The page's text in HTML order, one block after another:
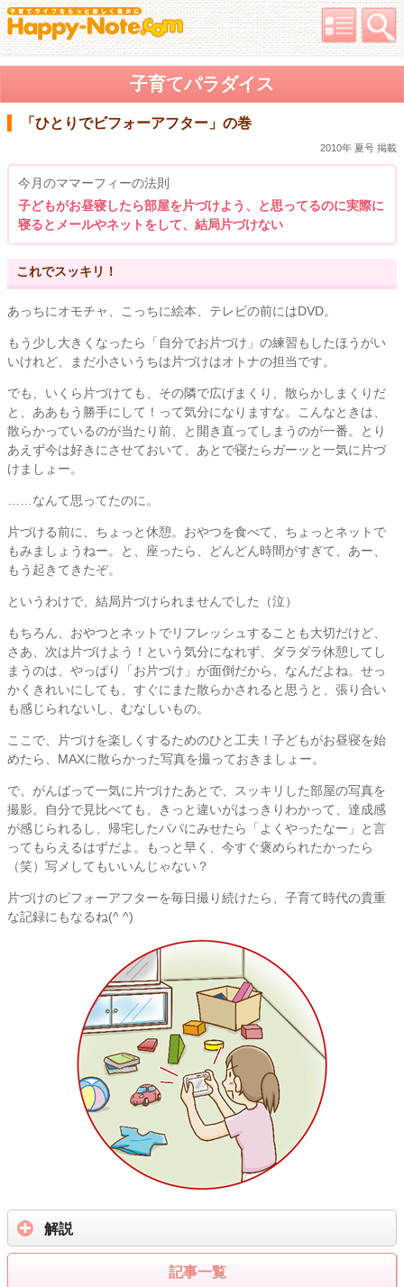
子育てパラダイス
「ひとりでビフォーアフター」の巻
2010年 夏号 掲載
今月のママーフィーの法則
子どもがお昼寝したら部屋を片づけよう、と思ってるのに実際に
寝るとメールやネットをして、結局片づけない
これでスッキリ！
あっちにオモチャ、こっちに絵本、テレビの前にはDVD。
もう少し大きくなったら「自分でお片づけ」の練習もしたほうがい
いけれど、まだ小さいうちは片づけはオトナの担当です。
でも、いくら片づけても、その隣で広げまくり、散らかしまくりだ
と、ああもう勝手にして！って気分になりますな。こんなときは、
散らかっているのが当たり前、と開き直ってしまうのが一番。とり
あえず今は好きにさせておいて、あとで寝たらガーッと一気に片づ
けましょー。
……なんて思ってたのに。
片づける前に、ちょっと休憩。おやつを食べて、ちょっとネットで
もみましょうねー。と、座ったら、どんどん時間がすぎて、あー、
もう起きてきたぞ。
というわけで、結局片づけられませんでした（泣）
もちろん、おやつとネットでリフレッシュすることも大切だけど、
さあ、次は片づけよう！という気分になれず、ダラダラ休憩してし
まうのは、やっぱり「お片づけ」が面倒だから、なんだよね。せっ
かくきれいにしても、すぐにまた散らかされると思うと、張り合い
も感じられないし、むなしいもの。
ここで、片づけを楽しくするためのひと工夫！子どもがお昼寝を始
めたら、MAXに散らかった写真を撮っておきましょー。
で、がんばって一気に片づけたあとで、スッキリした部屋の写真を
撮影。自分で見比べても、きっと違いがはっきりわかって、達成感
が感じられるし、帰宅したパパにみせたら「よくやったなー」と言
ってもらえるはずだよ。もっと早く、今すぐ褒められたかったら
（笑）写メしてもいいんじゃない？
片づけのビフォーアフターを毎日撮り続けたら、子育て時代の貴重
な記録にもなるね(^ ^)
解説
記事一覧